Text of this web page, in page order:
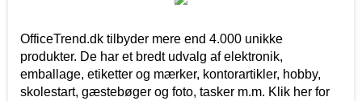
OfficeTrend.dk tilbyder mere end 4.000 unikke
produkter. De har et bredt udvalg af elektronik,
emballage, etiketter og mærker, kontorartikler, hobby,
skolestart, gæstebøger og foto, tasker m.m. Klik her for